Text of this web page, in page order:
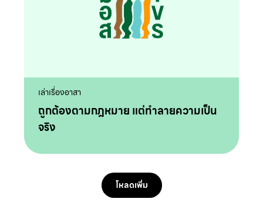
เล่าเรื่องอาสา
ถูกต้องตามกฎหมาย แต่ทำลายความเป็น
จริง
โหลดเพิ่ม